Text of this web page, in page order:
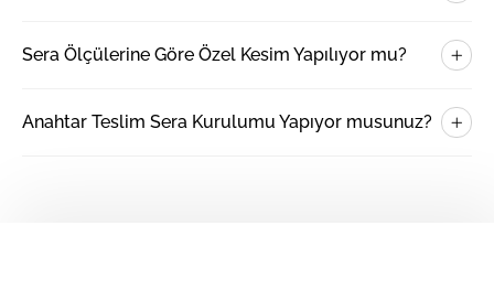
Sera Ölçülerine Göre Özel Kesim Yapılıyor mu?
Anahtar Teslim Sera Kurulumu Yapıyor musunuz?